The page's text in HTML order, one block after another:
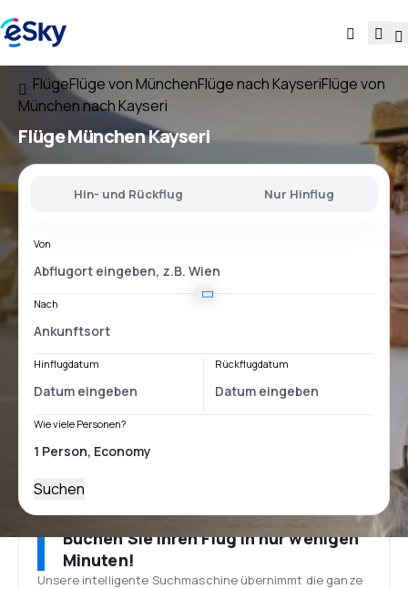
FlügeFlüge von MünchenFlüge nach KayseriFlüge von
München nach Kayseri
FlügeMünchen Kayseri
Hin- und Rückflug Nur Hinflug
Von
Nach
Hinflugdatum Rückflugdatum
Wie viele Personen?
Suchen
Buchen Sie Ihren Flug in nur wenigen
Minuten!
Unsere intelligente Suchmaschine übernimmt die ganze